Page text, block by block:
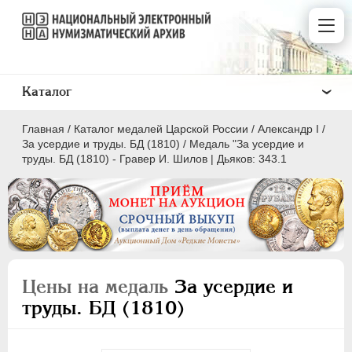
Главная / Каталог медалей Царской России / Александр I /
За усердие и труды. БД (1810) / Медаль "За усердие и
труды. БД (1810) - Гравер И. Шилов | Дьяков: 343.1
Цены на медаль За усердие и
труды. БД (1810)
Каталог
ВСЕ
ПEТР I 1699-1725
ПЕТР II 1727-1729
АННА ИОАННОВНА 1730-1740